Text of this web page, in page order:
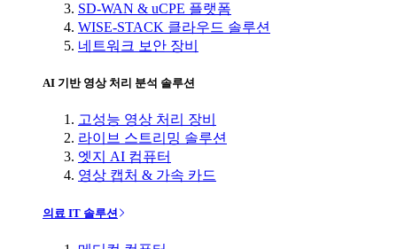
SD-WAN & uCPE 플랫폼
WISE-STACK 클라우드 솔루션
네트워크 보안 장비
AI 기반 영상 처리 분석 솔루션
고성능 영상 처리 장비
라이브 스트리밍 솔루션
엣지 AI 컴퓨터
영상 캡처 & 가속 카드
의료 IT 솔루션